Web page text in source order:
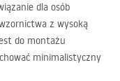
dla osób
z wysoką
do montażu
minimalistyczny